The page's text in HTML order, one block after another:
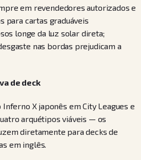
em revendedores autorizados e
para cartas graduáveis
longe da luz solar direta;
nas bordas prejudicam a
de deck
X japonês em City Leagues e
arquétipos viáveis — os
diretamente para decks de
em inglês.